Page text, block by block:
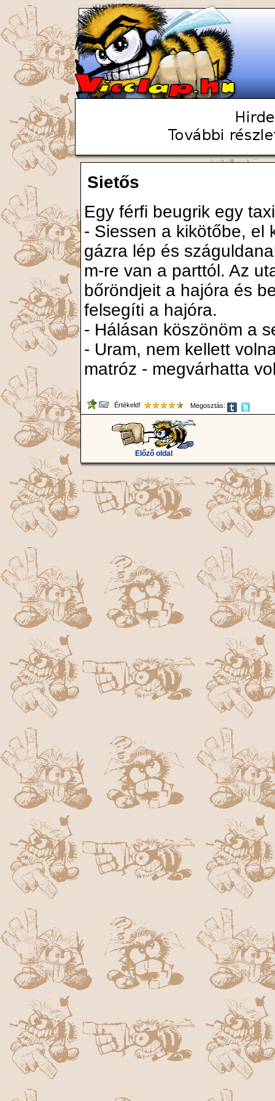
Sietős
Egy férfi beugrik egy
- Siessen a kikötőbe, el
gázra lép és
m-re van a parttól. Az
bőröndjeit a hajóra és
felsegíti a hajóra.
- Hálásan köszönöm a
- Uram, nem kellett
matróz - megvárhatta
Értékeld! Megosztás:
Előző oldal